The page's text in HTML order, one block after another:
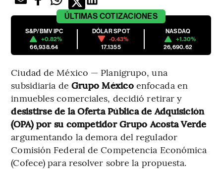
ÚLTIMAS COTIZACIONES
S&P/BMV IPC
+0.82%
66,938.64
DÓLAR SPOT
-0.43%
17.1355
NASDAQ
+1.30%
26,690.62
Ciudad de México — Planigrupo, una
subsidiaria de Grupo Méxicoenfocada en
inmuebles comerciales, decidió retirar y
desistirse de la Oferta Pública de Adquisición
(OPA) por su competidor Grupo Acosta Verde
argumentando la demora del regulador
Comisión Federal de Competencia Económica
(Cofece) para resolver sobre la propuesta.